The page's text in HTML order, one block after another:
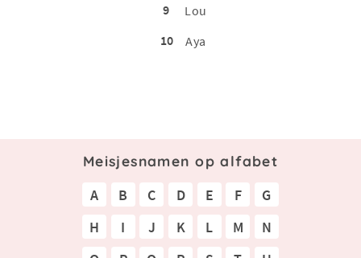
9
Lou
10
Aya
Meisjesnamen op alfabet
A B C D E F
G
H
I J K L M
N